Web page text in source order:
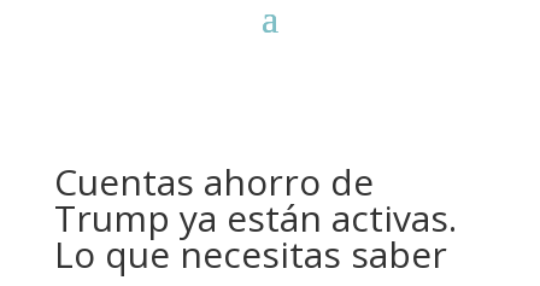
Cuentas ahorro de
Trump ya están activas.
Lo que necesitas saber